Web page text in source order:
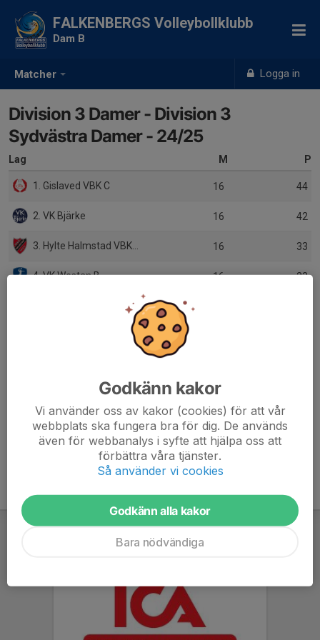
Matcher Logga in
FALKENBERGS Volleybollklubb
Dam B
Division 3 Damer - Division 3
Sydvästra Damer - 24/25
Lag M P
1. Gislaved VBK C 16 44
2. VK Bjärke 16 42
3. Hylte Halmstad VBK C 16 33
4. VK Westan B 16 23
5. Falkenbergs VBK B
16
9. VK Bjärke B 16
Godkänn kakor
Vi använder oss av kakor (cookies) för att vår
webbplats ska fungera bra för dig. De används
även för webbanalys i syfte att hjälpa oss att
förbättra våra tjänster.
Så använder vi cookies
Godkänn alla kakor
Bara nödvändiga